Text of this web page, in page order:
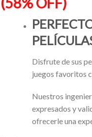
Disfrute de sus
juegos favoritos
Nuestros
expresados ​​y
ofrecerle una